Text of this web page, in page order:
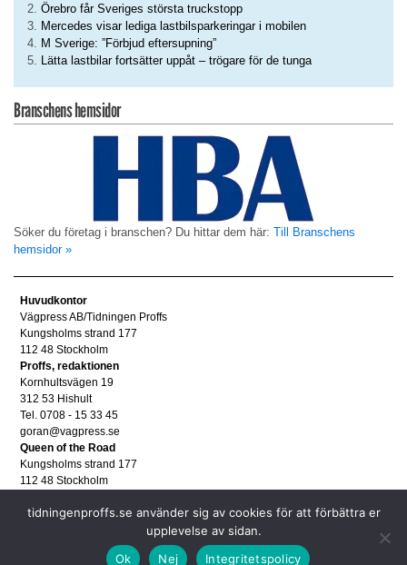
Örebro får Sveriges största truckstopp
Mercedes visar lediga lastbilsparkeringar i mobilen
M Sverige: ”Förbjud eftersupning”
Lätta lastbilar fortsätter uppåt – trögare för de tunga
Branschens hemsidor
Söker du företag i branschen? Du hittar dem här: Till Branschens
hemsidor »
Huvudkontor
Vägpress AB/Tidningen Proffs
Kungsholms strand 177
112 48 Stockholm
Proffs, redaktionen
Kornhultsvägen 19
312 53 Hishult
Tel. 0708 - 15 33 45
goran@vagpress.se
Queen of the Road
Kungsholms strand 177
112 48 Stockholm
Tel. 08 - 653 83 80
Personuppgifter/GDPR
tidningenproffs.se använder sig av cookies för att förbättra er
upplevelse av sidan.
Ok
Nej Integritetspolicy